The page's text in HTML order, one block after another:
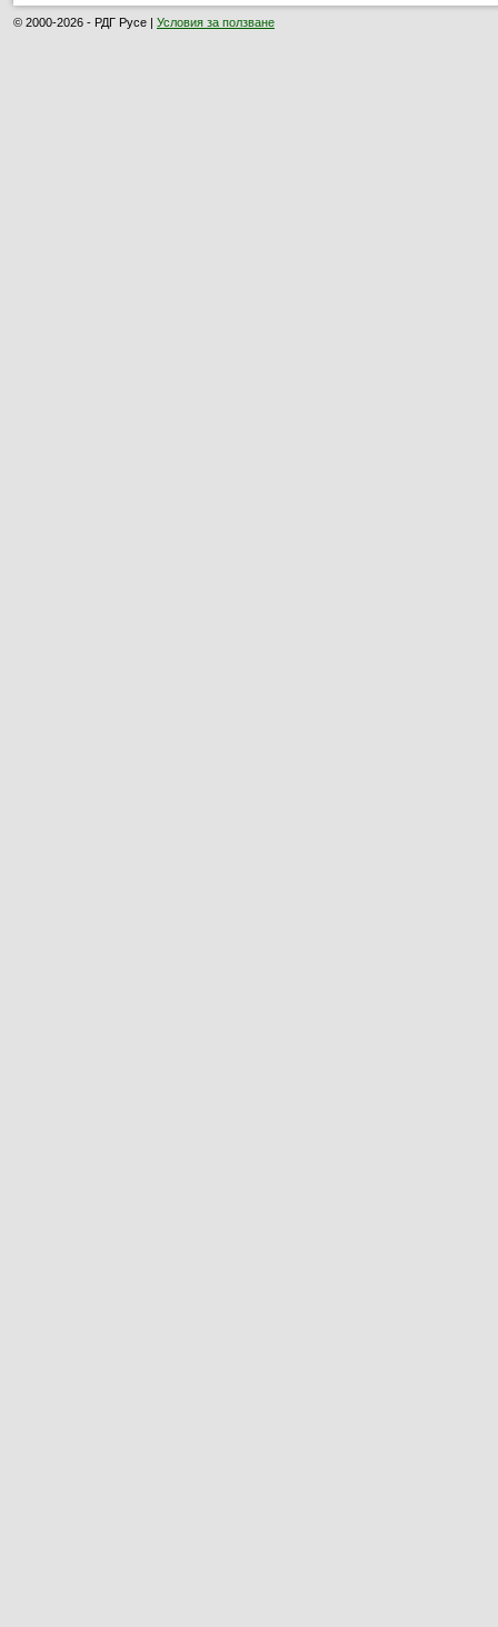
© 2000-2026 - РДГ Русе | Условия за ползване